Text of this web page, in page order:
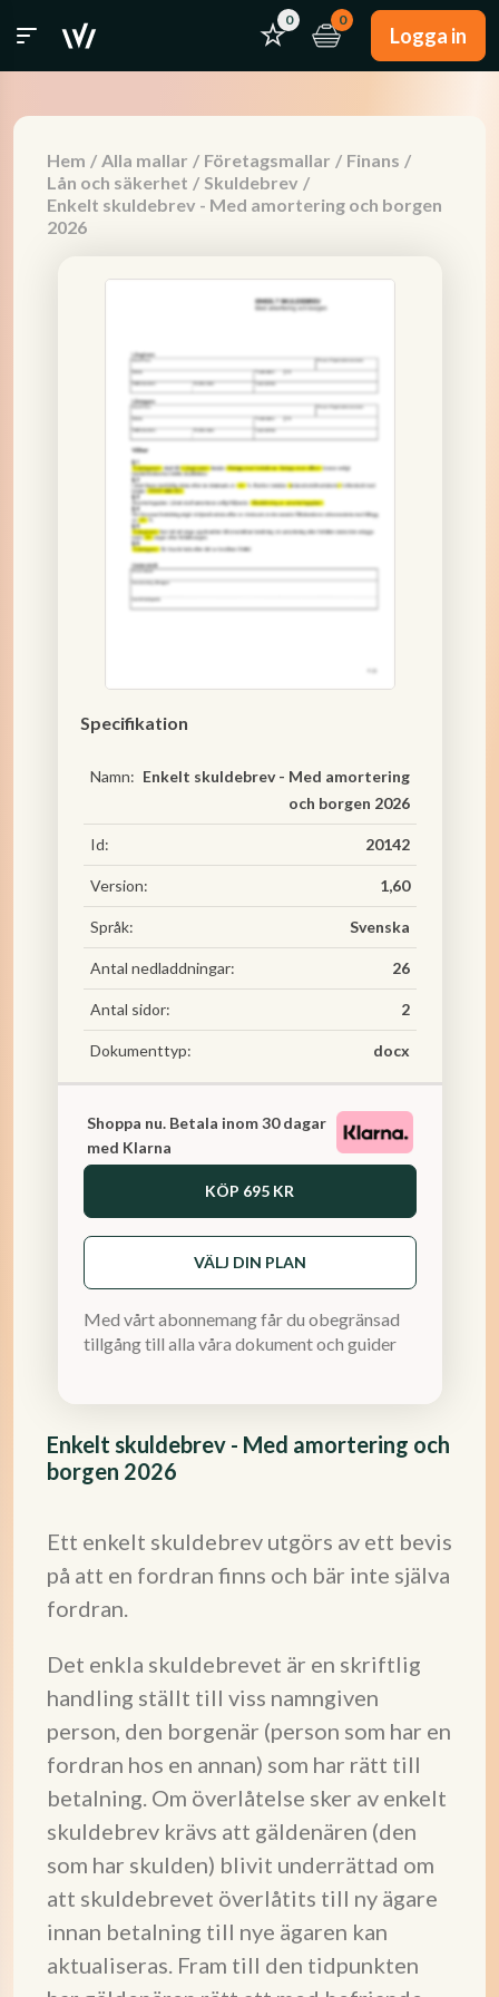
0 0
Logga in
Hem / Alla mallar / Företagsmallar / Finans /
Lån och säkerhet / Skuldebrev /
Enkelt skuldebrev - Med amortering och borgen
2026
Enkelt skuldebrev - Med amortering och
borgen 2026
Ett enkelt skuldebrev utgörs av ett bevis
på att en fordran finns och bär inte själva
fordran.
Det enkla skuldebrevet är en skriftlig
handling ställt till viss namngiven
person, den borgenär (person som har en
fordran hos en annan) som har rätt till
betalning. Om överlåtelse sker av enkelt
skuldebrev krävs att gäldenären (den
som har skulden) blivit underrättad om
att skuldebrevet överlåtits till ny ägare
innan betalning till nye ägaren kan
aktualiseras. Fram till den tidpunkten
Specifikation
Namn: Enkelt skuldebrev - Med amortering
och borgen 2026
Id: 20142
Version: 1,60
Språk: Svenska
Antal nedladdningar: 26
Antal sidor: 2
Dokumenttyp: docx
Shoppa nu. Betala inom 30 dagar
med Klarna
KÖP 695 KR
VÄLJ DIN PLAN
Med vårt abonnemang får du obegränsad
tillgång till alla våra dokument och guider